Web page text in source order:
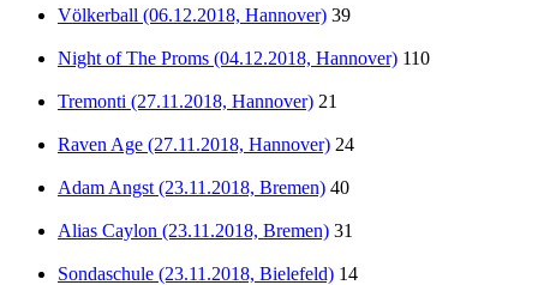
Völkerball (06.12.2018, Hannover) 39
Night of The Proms (04.12.2018, Hannover) 110
Tremonti (27.11.2018, Hannover) 21
Raven Age (27.11.2018, Hannover) 24
Adam Angst (23.11.2018, Bremen) 40
Alias Caylon (23.11.2018, Bremen) 31
Sondaschule (23.11.2018, Bielefeld) 14